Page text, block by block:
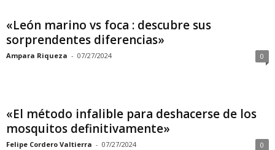
«León marino vs foca : descubre sus
sorprendentes diferencias»
Ampara Riqueza - 07/27/2024 0
«El método infalible para deshacerse de los
mosquitos definitivamente»
Felipe Cordero Valtierra - 07/27/2024 0